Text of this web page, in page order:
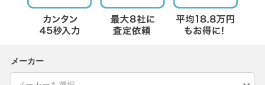
メーカー